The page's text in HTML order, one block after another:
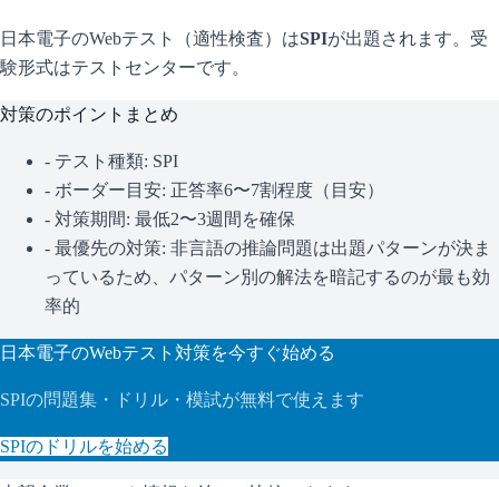
日本電子のWebテスト（適性検査）はSPIが出題されます。 受
験形式はテストセンターです。
対策のポイントまとめ
- テスト種類: SPI
- ボーダー目安: 正答率6〜7割程度（目安）
- 対策期間: 最低2〜3週間を確保
- 最優先の対策: 非言語の推論問題は出題パターンが決ま
っているため、パターン別の解法を暗記するのが最も効
率的
日本電子のWebテスト対策を今すぐ始める
SPIの問題集・ドリル・模試が無料で使えます
SPIのドリルを始める